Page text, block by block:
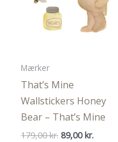
Mærker
That’s Mine
Wallstickers Honey
Bear – That’s Mine
179,00kr. Den
89,00 kr.Den